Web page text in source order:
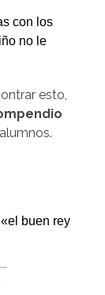
con los
no le
esto,
buen rey